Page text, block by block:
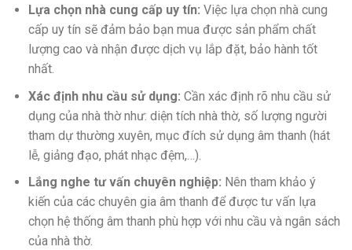
Lựa chọn nhà cung cấp uy tín: Việc lựa chọn nhà cung
cấp uy tín sẽ đảm bảo bạn mua được sản phẩm chất
lượng cao và nhận được dịch vụ lắp đặt, bảo hành tốt
nhất.
Xác định nhu cầu sử dụng: Cần xác định rõ nhu cầu sử
dụng của nhà thờ như: diện tích nhà thờ, số lượng người
tham dự thường xuyên, mục đích sử dụng âm thanh (hát
lễ, giảng đạo, phát nhạc đệm,…).
Lắng nghe tư vấn chuyên nghiệp: Nên tham khảo ý
kiến của các chuyên gia âm thanh để được tư vấn lựa
chọn hệ thống âm thanh phù hợp với nhu cầu và ngân sách
của nhà thờ.